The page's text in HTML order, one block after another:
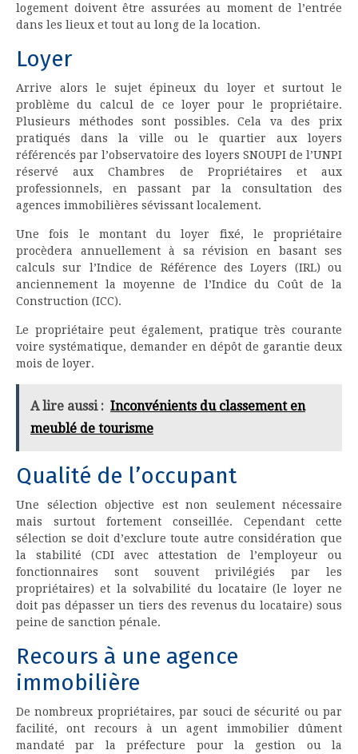
logement doivent être assurées au moment de l’entrée
dans les lieux et tout au long de la location.
Loyer
Arrive alors le sujet épineux du loyer et surtout le
problème du calcul de ce loyer pour le propriétaire.
Plusieurs méthodes sont possibles. Cela va des prix
pratiqués dans la ville ou le quartier aux loyers
référencés par l’observatoire des loyers SNOUPI de l’UNPI
réservé aux Chambres de Propriétaires et aux
professionnels, en passant par la consultation des
agences immobilières sévissant localement.
Une fois le montant du loyer fixé, le propriétaire
procèdera annuellement à sa révision en basant ses
calculs sur l’Indice de Référence des Loyers (IRL) ou
anciennement la moyenne de l’Indice du Coût de la
Construction (ICC).
Le propriétaire peut également, pratique très courante
voire systématique, demander en dépôt de garantie deux
mois de loyer.
A lire aussi : Inconvénients du classement en
meublé de tourisme
Qualité de l’occupant
Une sélection objective est non seulement nécessaire
mais surtout fortement conseillée. Cependant cette
sélection se doit d’exclure toute autre considération que
la stabilité (CDI avec attestation de l’employeur ou
fonctionnaires sont souvent privilégiés par les
propriétaires) et la solvabilité du locataire (le loyer ne
doit pas dépasser un tiers des revenus du locataire) sous
peine de sanction pénale.
Recours à une agence
immobilière
De nombreux propriétaires, par souci de sécurité ou par
facilité, ont recours à un agent immobilier dûment
mandaté par la préfecture pour la gestion ou la